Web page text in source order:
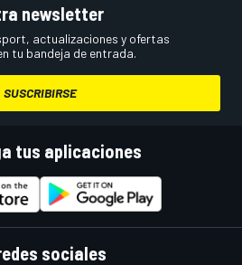
newsletter
actualizaciones y ofertas
tu bandeja de entrada.
SUSCRIBIRSE
tus aplicaciones
sociales